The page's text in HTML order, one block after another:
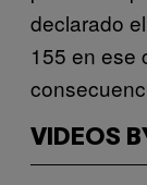
declarado
155 en ese
VIDEOS